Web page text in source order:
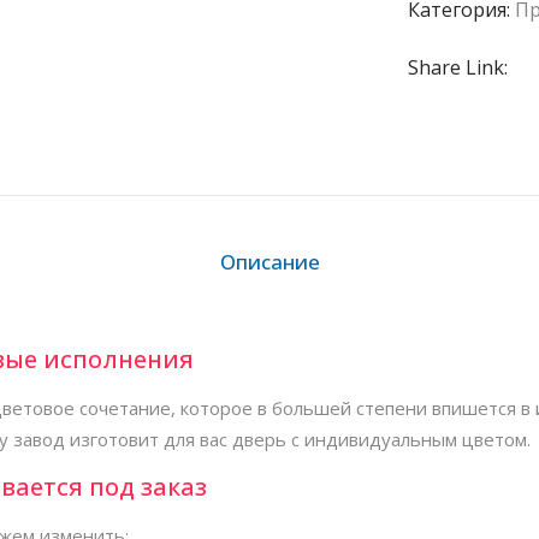
Категория:
Share Link:
Описание
исполнения
сочетание, которое в большей степени впишется в
завод изготовит для вас дверь с индивидуальным цветом.
под заказ